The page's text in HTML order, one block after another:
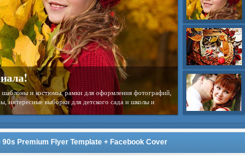
шаблоны и костюмы, рамки для оформления фотографий,
интересные выборки для детского сада и школы и
90s Premium Flyer Template + Facebook Cover